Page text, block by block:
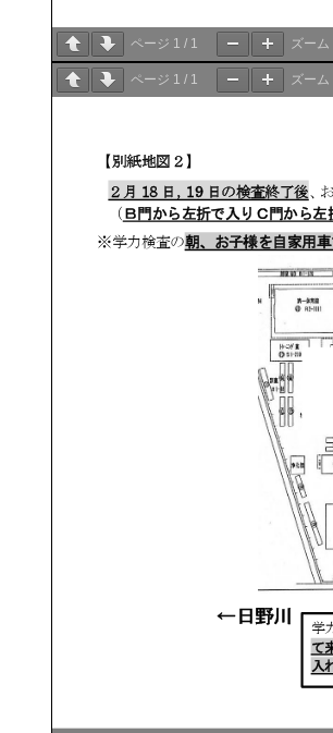
ページ 1 / 1 ズーム
ページ 1 / 1 ズーム